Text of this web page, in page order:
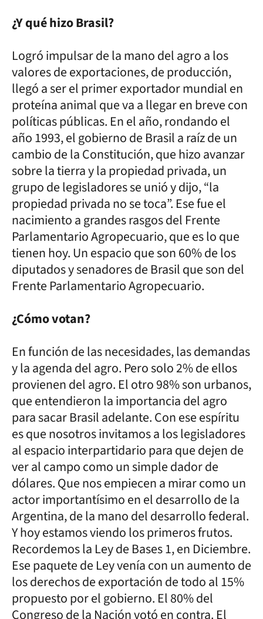
¿Y qué hizo Brasil?
Logró impulsar de la mano del agro a los
valores de exportaciones, de producción,
llegó a ser el primer exportador mundial en
proteína animal que va a llegar en breve con
políticas públicas. En el año, rondando el
año 1993, el gobierno de Brasil a raíz de un
cambio de la Constitución, que hizo avanzar
sobre la tierra y la propiedad privada, un
grupo de legisladores se unió y dijo, “la
propiedad privada no se toca”. Ese fue el
nacimiento a grandes rasgos del Frente
Parlamentario Agropecuario, que es lo que
tienen hoy. Un espacio que son 60% de los
diputados y senadores de Brasil que son del
Frente Parlamentario Agropecuario.
¿Cómo votan?
En función de las necesidades, las demandas
y la agenda del agro. Pero solo 2% de ellos
provienen del agro. El otro 98% son urbanos,
que entendieron la importancia del agro
para sacar Brasil adelante. Con ese espíritu
es que nosotros invitamos a los legisladores
al espacio interpartidario para que dejen de
ver al campo como un simple dador de
dólares. Que nos empiecen a mirar como un
actor importantísimo en el desarrollo de la
Argentina, de la mano del desarrollo federal.
Y hoy estamos viendo los primeros frutos.
Recordemos la Ley de Bases 1, en Diciembre.
Ese paquete de Ley venía con un aumento de
los derechos de exportación de todo al 15%
propuesto por el gobierno. El 80% del
Congreso de la Nación votó en contra. El